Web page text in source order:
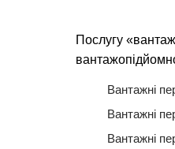
Послугу
Вантажні
Вантажні
Вантажні